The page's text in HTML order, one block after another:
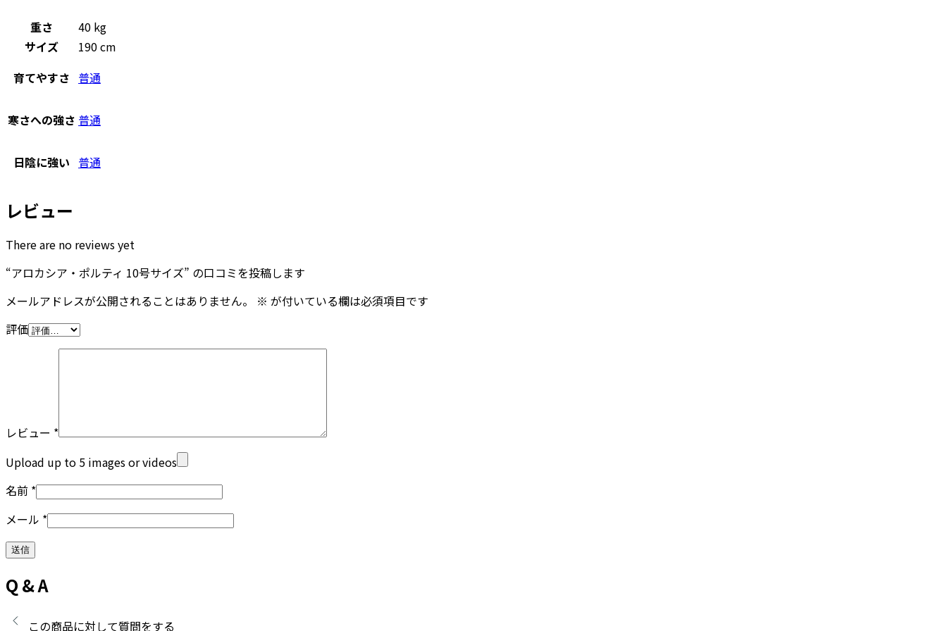
重さ
40 kg
サイズ
190 cm
育てやすさ 普通
寒さへの強さ 普通
日陰に強い 普通
レビュー
There are no reviews yet
“アロカシア・ポルティ 10号サイズ” の口コミを投稿します
メールアドレスが公開されることはありません。
※ が付いている欄は必須項目です
評価
レビュー *
Upload up to 5 images or videos
名前 *
メール *
Q & A
この商品に対して質問をする